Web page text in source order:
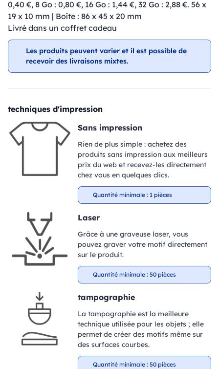
0,40 €, 8 Go : 0,80 €, 16 Go : 1,44 €, 32 Go : 2,88 €. 56 x
19 x 10 mm | Boîte : 86 x 45 x 20 mm
Livré dans un coffret cadeau
Les produits peuvent varier et il est possible de
recevoir des livraisons mixtes.
techniques d'impression
Sans impression
Rien de plus simple : achetez des
produits sans impression aux meilleurs
prix du web et recevez-les directement
chez vous en quelques clics.
Quantité minimale : 1 pièces
Laser
Grâce à une graveuse laser, vous
pouvez graver votre motif directement
sur le produit.
Quantité minimale : 50 pièces
tampographie
La tampographie est la meilleure
technique utilisée pour les objets ; elle
permet de créer des motifs même sur
des surfaces courbes.
Quantité minimale : 50 pièces